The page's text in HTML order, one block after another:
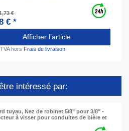
€
€ *
Afficher l’article
hors Frais de livraison
intéressé par:
tuyau, Nez de robinet 5/8" pour 3/8" -
à visser pour conduites de bière et